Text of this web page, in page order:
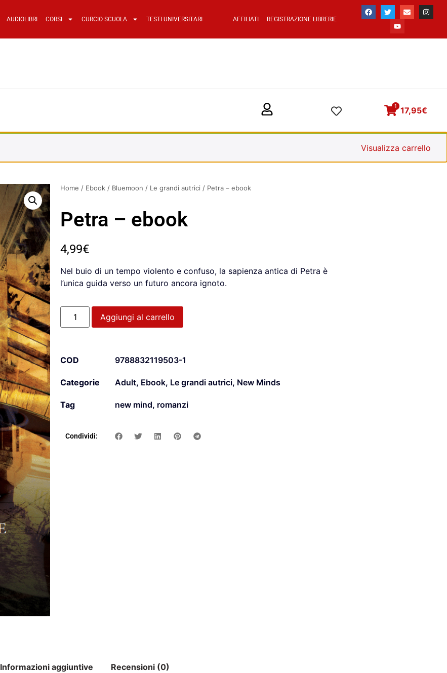
AUDIOLIBRI CORSI CURCIO SCUOLA TESTI UNIVERSITARI AFFILIATI REGISTRAZIONE LIBRERIE
17,95€
1
Visualizza carrello
Home / Ebook / Bluemoon / Le grandi autrici / Petra – ebook
Petra – ebook
4,99€
Nel buio di un tempo violento e confuso, la sapienza antica di Petra è
l’unica guida verso un futuro ancora ignoto.
Aggiungi al carrello
COD 9788832119503-1
Categorie Adult, Ebook, Le grandi autrici, New Minds
Tag new mind, romanzi
Condividi:
Informazioni aggiuntive Recensioni (0)